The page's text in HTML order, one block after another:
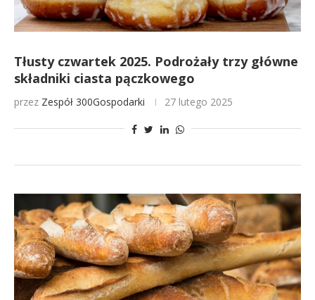
Tłusty czwartek 2025. Podrożały trzy główne
składniki ciasta pączkowego
przez Zespół 300Gospodarki 27 lutego 2025